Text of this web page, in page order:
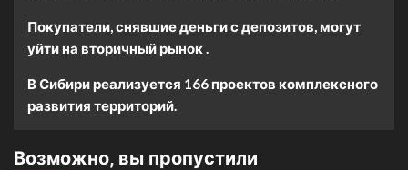
Покупатели, снявшие деньги с депозитов, могут
уйти на вторичный рынок .
В Сибири реализуется 166 проектов комплексного
развития территорий.
Возможно, вы пропустили